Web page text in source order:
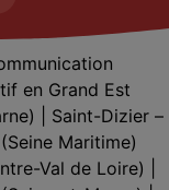
en Grand Est
| Saint-Dizier –
(Seine Maritime)
Val de Loire) |